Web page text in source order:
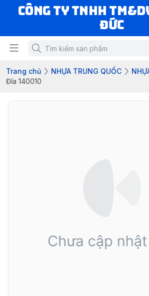
CÔNG TY TNHH
ĐỨC
Trang chủ NHỰA TRUNG QUỐC
Đĩa 140010